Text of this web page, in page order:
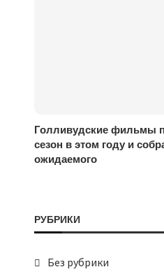
Голливудские фильмы
сезон в этом году и
ожидаемого
РУБРИКИ
Без рубрики